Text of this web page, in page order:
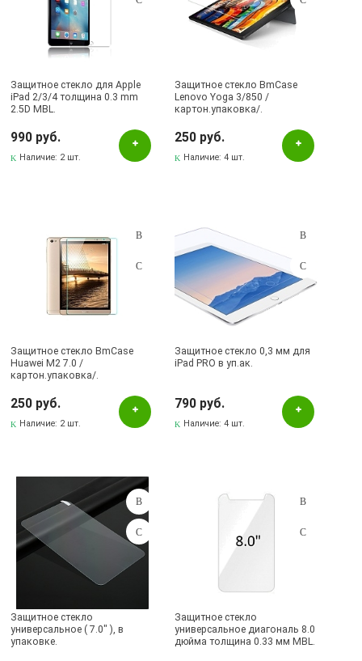
Защитное стекло для Apple
iPad 2/3/4 толщина 0.3 mm
2.5D MBL.
990 руб.
Наличие: 2 шт.
Защитное стекло BmCase
Lenovo Yoga 3/850 /
картон.упаковка/.
250 руб.
Наличие:4 шт.
Защитное стекло BmCase
Huawei M2 7.0 /
картон.упаковка/.
250 руб.
Наличие: 2 шт.
Защитное стекло 0,3 мм для
iPad PRO в уп.ак.
790 руб.
Наличие:4 шт.
Защитное стекло
универсальное ( 7.0" ), в
упаковке.
Защитное стекло
универсальное диагональ 8.0
дюйма толщина 0.33 мм MBL.